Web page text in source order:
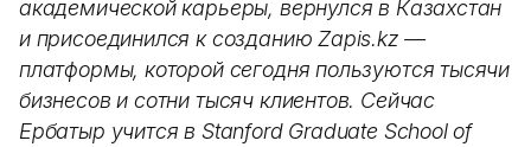
академической карьеры, вернулся в Казахстан
и присоединился к созданию Zapis.kz —
платформы, которой сегодня пользуются тысячи
бизнесов и сотни тысяч клиентов. Сейчас
Ербатыр учится в Stanford Graduate School of